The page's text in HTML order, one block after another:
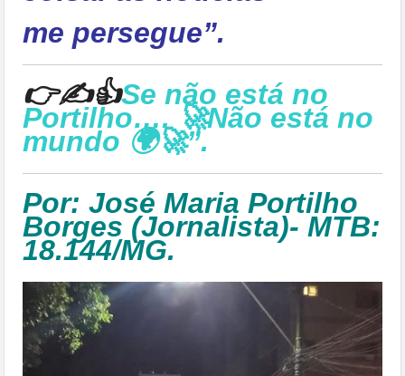
me persegue”.
👉✍👍Se não está no
Portilho…. 🚀Não está no
mundo 🌍🚀”.
Por: José Maria Portilho
Borges (Jornalista)- MTB:
18.144/MG.